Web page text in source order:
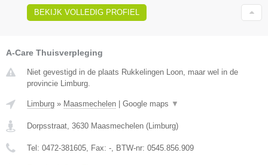
BEKIJK VOLLEDIG PROFIEL
A-Care Thuisverpleging
Niet gevestigd in de plaats Rukkelingen Loon, maar wel in de
provincie Limburg.
Limburg » Maasmechelen Google maps ▼
Dorpsstraat, 3630 Maasmechelen (Limburg)
Tel: 0472-381605, Fax: -, BTW-nr: 0545.856.909